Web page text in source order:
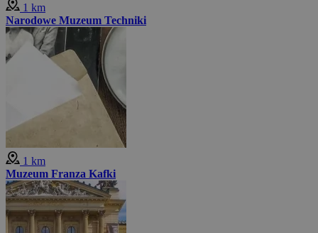
1 km
Narodowe Muzeum Techniki
1 km
Muzeum Franza Kafki